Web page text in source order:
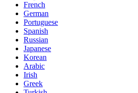
French
German
Portuguese
Spanish
Russian
Japanese
Korean
Arabic
Irish
Greek